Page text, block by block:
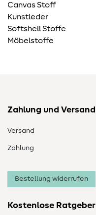
Canvas Stoff
Kunstleder
Softshell Stoffe
Möbelstoffe
Zahlung und Versand
Versand
Zahlung
Bestellung widerrufen
Kostenlose Ratgeber